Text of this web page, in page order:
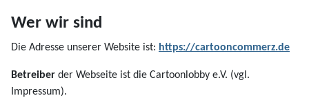
Wer wir sind
Die Adresse unserer Website ist: https://cartooncommerz.de
Betreiber der Webseite ist die Cartoonlobby e.V. (vgl.
Impressum).